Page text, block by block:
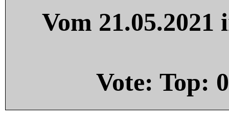
Vom
Vote: Top: 0